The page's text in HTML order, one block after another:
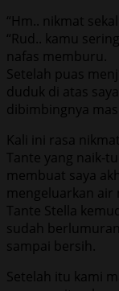
“Hm.. nikmat
“Rud.. kamu
nafas memburu.
Setelah puas
duduk di atas
dibimbingnya
Kali ini rasa
Tante yang naik-
membuat saya
mengeluarkan
Tante Stella
sudah
sampai bersih.
Setelah itu kami